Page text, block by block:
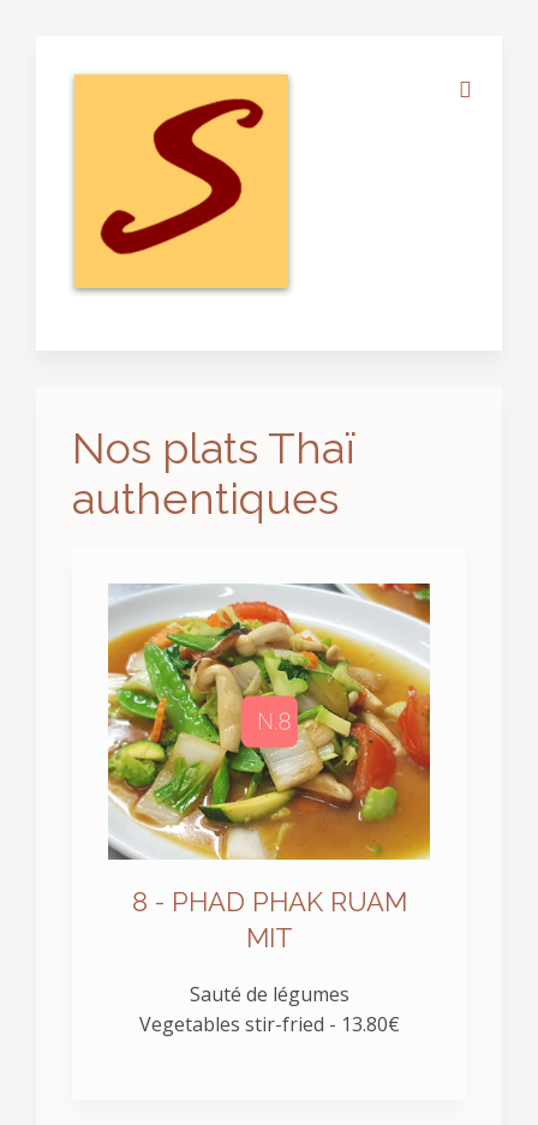
Nos plats Thaï
authentiques
8 - PHAD PHAK RUAM
MIT
Sauté de légumes
Vegetables stir-fried - 13.80€